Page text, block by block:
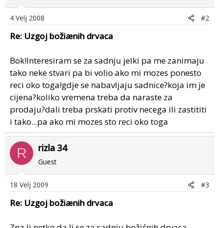
4 Velj 2008 #2
Re: Uzgoj božiænih drvaca
Bok!Interesiram se za sadnju jelki pa me zanimaju
tako neke stvari pa bi volio ako mi mozes ponesto
reci oko toga!gdje se nabavljaju sadnice?koja im je
cijena?koliko vremena treba da naraste za
prodaju?dali treba prskati protiv necega ili zastititi
i tako...pa ako mi mozes sto reci oko toga
R rizla 34
Guest
18 Velj 2009 #3
Re: Uzgoj božiænih drvaca